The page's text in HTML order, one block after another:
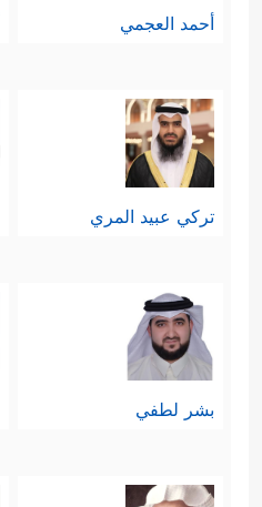
أحمد العجمي
تركي عبيد المري
بشر لطفي